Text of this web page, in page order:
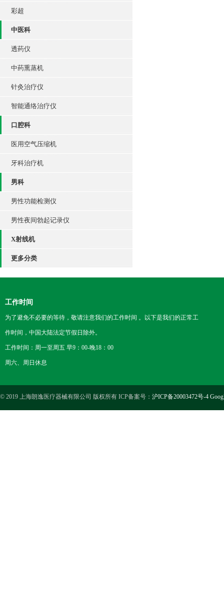
彩超
中医科
透药仪
中药熏蒸机
针灸治疗仪
智能通络治疗仪
口腔科
医用空气压缩机
牙科治疗机
男科
男性功能检测仪
男性夜间勃起记录仪
X射线机
更多分类
工作时间
为了避免不必要的等待，敬请注意我们的工作时间 。以下是我们的正常工
作时间，中国大陆法定节假日除外。
工作时间：周一至周五 早9：00-晚18：00
周六、周日休息
© 2019 上海朗逸医疗器械有限公司 版权所有 ICP备案号： 沪ICP备20003472号-4